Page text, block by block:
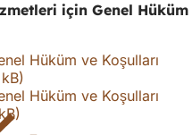
için Genel Hüküm
Hüküm ve Koşulları
Hüküm ve Koşulları